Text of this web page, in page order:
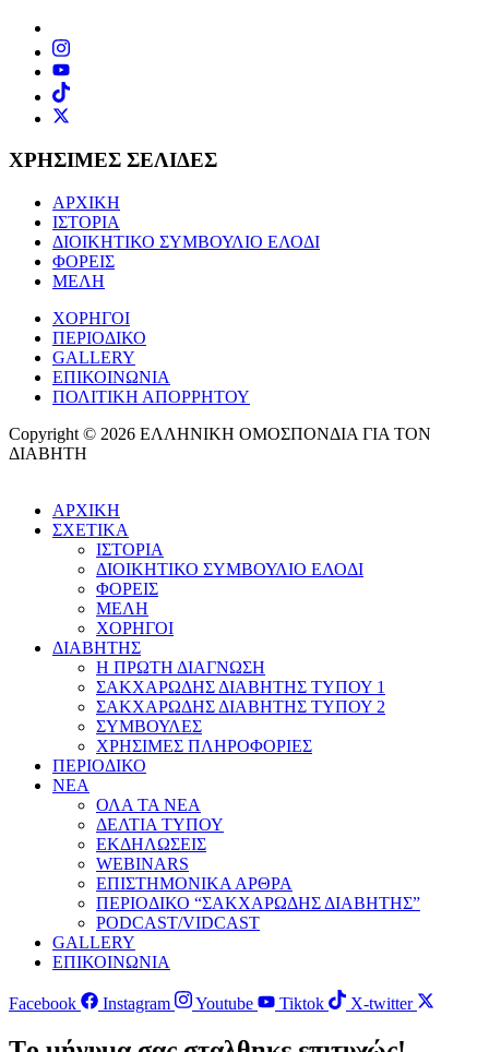
ΧΡΗΣΙΜΕΣ ΣΕΛΙΔΕΣ
ΑΡΧΙΚΗ
ΙΣΤΟΡΙΑ
ΔΙΟΙΚΗΤΙΚΟ ΣΥΜΒΟΥΛΙΟ ΕΛΟΔΙ
ΦΟΡΕΙΣ
ΜΕΛΗ
ΧΟΡΗΓΟΙ
ΠΕΡΙΟΔΙΚΟ
GALLERY
ΕΠΙΚΟΙΝΩΝΙΑ
ΠΟΛΙΤΙΚΗ ΑΠΟΡΡΗΤΟΥ
Copyright © 2026 ΕΛΛΗΝΙΚΗ ΟΜΟΣΠΟΝΔΙΑ ΓΙΑ ΤΟΝ
ΔΙΑΒΗΤΗ
ΑΡΧΙΚΗ
ΣΧΕΤΙΚΑ
ΙΣΤΟΡΙΑ
ΔΙΟΙΚΗΤΙΚΟ ΣΥΜΒΟΥΛΙΟ ΕΛΟΔΙ
ΦΟΡΕΙΣ
ΜΕΛΗ
ΧΟΡΗΓΟΙ
ΔΙΑΒΗΤΗΣ
Η ΠΡΩΤΗ ΔΙΑΓΝΩΣΗ
ΣΑΚΧΑΡΩΔΗΣ ΔΙΑΒΗΤΗΣ ΤΥΠΟΥ 1
ΣΑΚΧΑΡΩΔΗΣ ΔΙΑΒΗΤΗΣ ΤΥΠΟΥ 2
ΣΥΜΒΟΥΛΕΣ
ΧΡΗΣΙΜΕΣ ΠΛΗΡΟΦΟΡΙΕΣ
ΠΕΡΙΟΔΙΚΟ
ΝΕΑ
ΟΛΑ ΤΑ ΝΕΑ
ΔΕΛΤΙΑ ΤΥΠΟΥ
ΕΚΔΗΛΩΣΕΙΣ
WEBINARS
ΕΠΙΣΤΗΜΟΝΙΚΑ ΑΡΘΡΑ
ΠΕΡΙΟΔΙΚΟ “ΣΑΚΧΑΡΩΔΗΣ ΔΙΑΒΗΤΗΣ”
PODCAST/VIDCAST
GALLERY
ΕΠΙΚΟΙΝΩΝΙΑ
Facebook Instagram Youtube Tiktok X-twitter